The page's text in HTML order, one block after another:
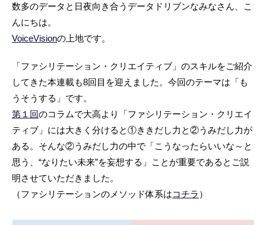
数多のデータと日夜向き合うデータドリブンなみなさん、こ
んにちは。
VoiceVisionの上地です。
「ファシリテーション・クリエイティブ」のスキルをご紹介
してきた本連載も8回目を迎えました。今回のテーマは「も
うそうする」です。
第１回のコラムで大高より「ファシリテーション・クリエイ
ティブ」には大きく分けると①ききだし力と②うみだし力が
ある。そんな②うみだし力の中で「こうなったらいいな～と
思う、“なりたい未来”を妄想する」ことが重要であるとご説
明させていただきました。
（ファシリテーションのメソッド体系はコチラ ）